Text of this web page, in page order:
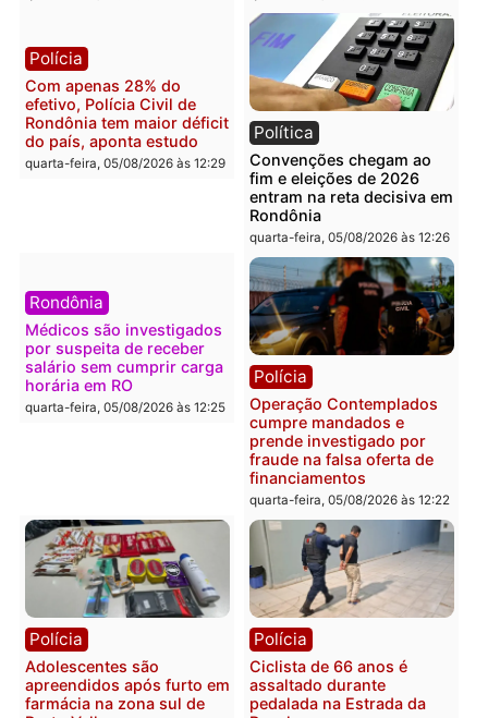
Brasil
Confronto durante
operação termina com
foragido baleado e grande
apreensão de drogas
quarta-feira, 05/08/2026 às 12:42
Política
Flávio Bolsonaro escolhe
Alfredo Gaspar para vice
em chapa pura do PL
quarta-feira, 05/08/2026 às
Polícia
Furto de energia já levou
mais de 80 para a prisão
em 2026
Política
Justiça Eleitoral manda
retirar propaganda de
Fúria após convenção
quarta-feira, 05/08/2026 às
Com apenas 28% do
efetivo, Polícia Civil de
Rondônia tem maior déficit
do país, aponta estudo
quarta-feira, 05/08/2026 às 12:29
Política
Convenções chegam ao
fim e eleições de 2026
entram na reta decisiva
Rondônia
quarta-feira, 05/08/2026 às